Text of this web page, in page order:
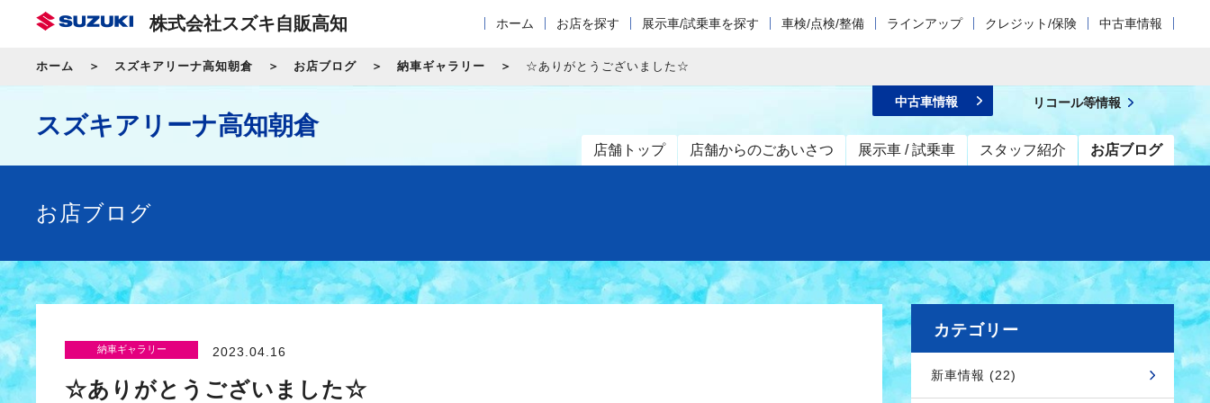
株式会社スズキ自販高知 ホーム お店を探す 展示車/試乗車を探す 車検/点検/整備 ラインアップ クレジット/保険 中古車情報
ホーム スズキアリーナ高知朝倉 お店ブログ 納車ギャラリー ☆ありがとうございました☆
スズキアリーナ高知朝倉
店舗トップ 店舗からのごあいさつ 展示車 / 試乗車 スタッフ紹介 お店ブログ
中古車情報 リコール等情報
お店ブログ
納車ギャラリー 2023.04.16
☆ありがとうございました☆
カテゴリー
新車情報 (22)